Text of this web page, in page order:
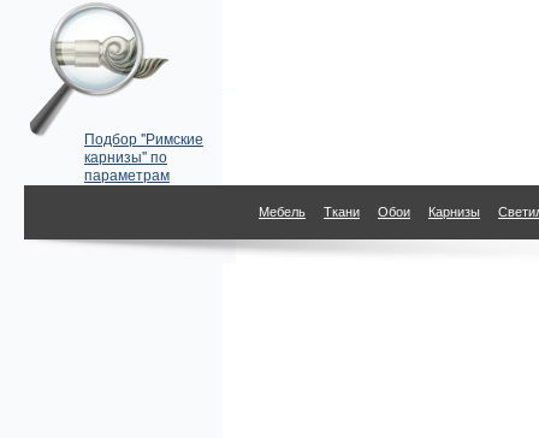
Подбор "Римские
карнизы" по
параметрам
Мебель Ткани Обои Карнизы